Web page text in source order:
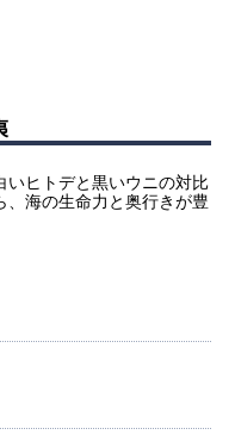
いヒトデと黒いウニの対比
、海の生命力と奥行きが豊